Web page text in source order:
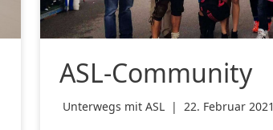
ASL-Community
Unterwegs mit ASL | 22. Februar 2021